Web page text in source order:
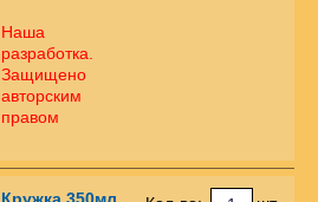
Наша
разработка.
Защищено
авторским
правом